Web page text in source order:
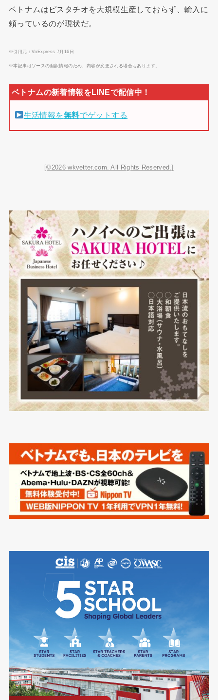
ベトナムはピスタチオを大規模生産しておらず、輸入に
頼っているのが現状だ。
※引用元：VnExpress 7月16日
※本記事はソースの翻訳情報のため、内容が変更される場合もあります。
生活情報を無料でゲットする
[©2026 wkvetter.com. All Rights Reserved.]